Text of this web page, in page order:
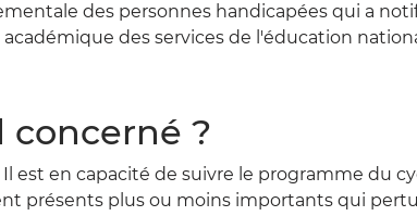
des personnes handicapées qui a
des services de l'éducation
concerné ?
est en capacité de suivre le programme du
présents plus ou moins importants qui